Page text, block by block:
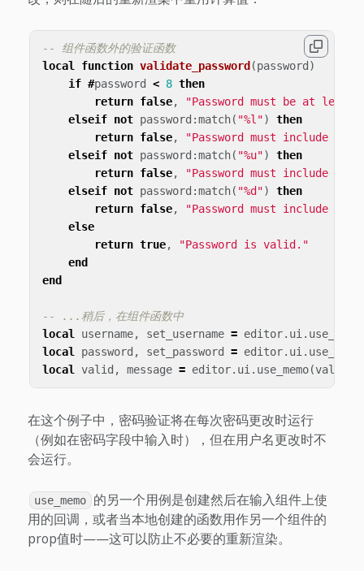
-- 组件函数外的验证函数
local function validate_password (password )
if #password < 8 then
return false,
"Password must be at
elseif not password :match( "%l")
then
return false,
"Password must include
elseif not password :match( "%u")
then
return false,
"Password must include at
elseif not password :match( "%d")
then
return false,
"Password must include at
else
return true,
"Password is valid."
end
end
-- ...稍后，在组件函数中
local username, set_username = editor. ui.
local password , set_password = editor. ui.
local valid , message = editor. ui. use_memo(
在这个例子中，密码验证将在每次密码更改时运行
（例如在密码字段中输入时），但在用户名更改时不
会运行。
use_memo
的另一个用例是创建然后在输入组件上使
用的回调，或者当本地创建的函数用作另一个组件的
prop值时——这可以防止不必要的重新渲染。